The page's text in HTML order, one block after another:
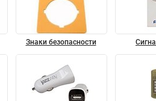
Знаки безопасности